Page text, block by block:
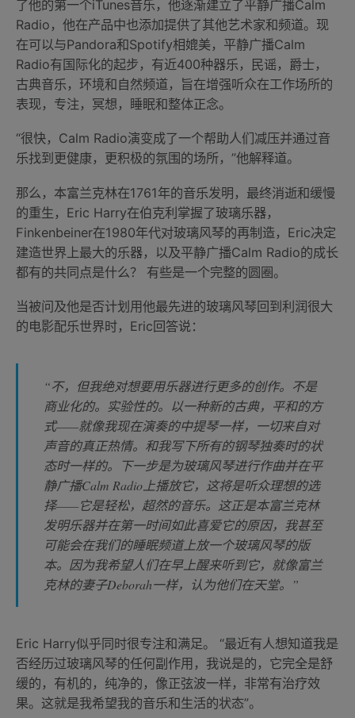
了他的第一个iTunes音乐，他逐渐建立了平静广播Calm
Radio，他在产品中也添加提供了其他艺术家和频道。现
在可以与Pandora和Spotify相媲美，平静广播Calm
Radio有国际化的起步，有近400种器乐，民谣，爵士，
古典音乐，环境和自然频道，旨在增强听众在工作场所的
表现，专注，冥想，睡眠和整体正念。
“很快，Calm Radio演变成了一个帮助人们减压并通过音
乐找到更健康，更积极的氛围的场所，”他解释道。
那么，本富兰克林在1761年的音乐发明，最终消逝和缓慢
的重生，Eric Harry在伯克利掌握了玻璃乐器，
Finkenbeiner在1980年代对玻璃风琴的再制造，Eric决定
建造世界上最大的乐器，以及平静广播Calm Radio的成长
都有的共同点是什么？ 有些是一个完整的圆圈。
当被问及他是否计划用他最先进的玻璃风琴回到利润很大
的电影配乐世界时，Eric回答说：
“不，但我绝对想要用乐器进行更多的创作。不是
商业化的。实验性的。以一种新的古典，平和的方
式——就像我现在演奏的中提琴一样，一切来自对
声音的真正热情。和我写下所有的钢琴独奏时的状
态时一样的。下一步是为玻璃风琴进行作曲并在平
静广播Calm Radio上播放它，这将是听众理想的选
择——它是轻松，超然的音乐。这正是本富兰克林
发明乐器并在第一时间如此喜爱它的原因，我甚至
可能会在我们的睡眠频道上放一个玻璃风琴的版
本。因为我希望人们在早上醒来听到它，就像富兰
克林的妻子Deborah一样，认为他们在天堂。”
Eric Harry似乎同时很专注和满足。 “最近有人想知道我是
否经历过玻璃风琴的任何副作用，我说是的，它完全是舒
缓的，有机的，纯净的，像正弦波一样，非常有治疗效
果。这就是我希望我的音乐和生活的状态”。